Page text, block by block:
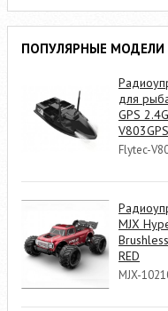
ПОПУЛЯРНЫЕ МОДЕЛИ
для
GPS
V803GPS
Flytec-
MJX
RED
MJX-